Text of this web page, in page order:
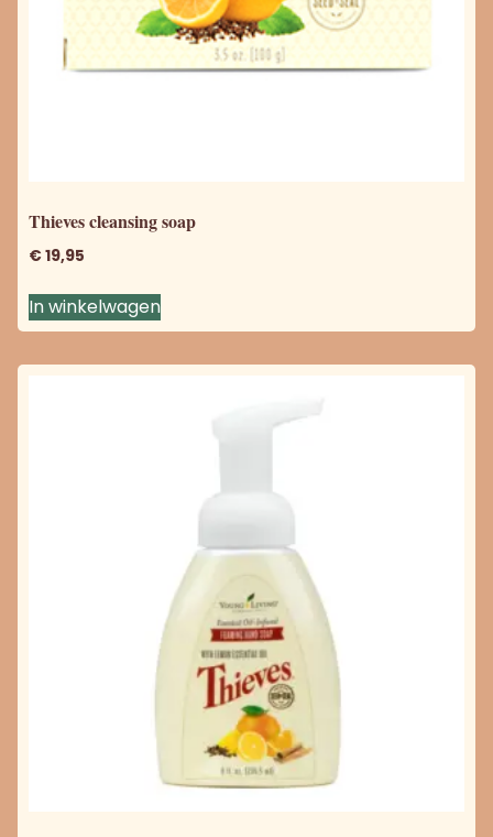
Thieves cleansing soap
€19,95
In winkelwagen